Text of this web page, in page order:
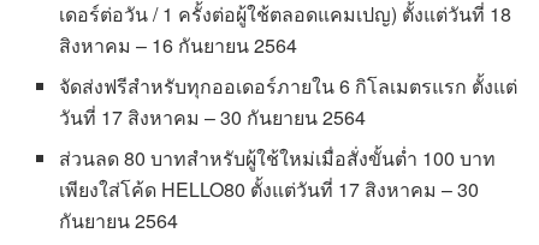
เดอร์ต่อวัน / 1 ครั้งต่อผู้ใช้ตลอดแคมเปญ) ตั้งแต่วันที่ 18
สิงหาคม – 16 กันยายน 2564
จัดส่งฟรีสำหรับทุกออเดอร์ภายใน 6 กิโลเมตรแรก ตั้งแต่
วันที่ 17 สิงหาคม – 30 กันยายน 2564
ส่วนลด 80 บาทสำหรับผู้ใช้ใหม่เมื่อสั่งขั้นต่ำ 100 บาท
เพียงใส่โค้ด HELLO80 ตั้งแต่วันที่ 17 สิงหาคม – 30
กันยายน 2564